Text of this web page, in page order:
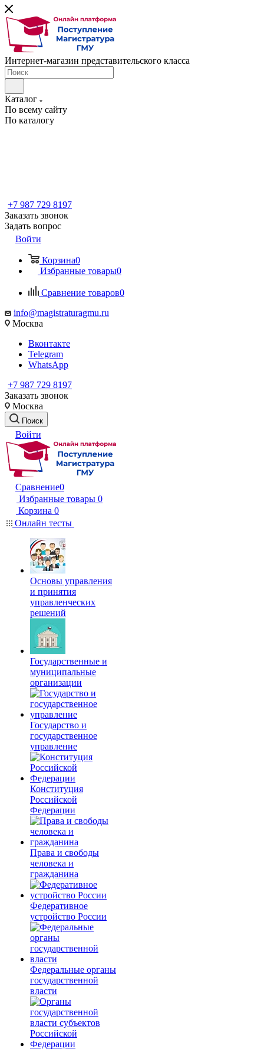
Интернет-магазин представительского класса
Каталог
По всему сайту
По каталогу
+7 987 729 8197
Заказать звонок
Задать вопрос
Войти
Корзина0
Избранные товары0
Сравнение товаров0
info@magistraturagmu.ru
Москва
Вконтакте
Telegram
WhatsApp
+7 987 729 8197
Заказать звонок
Москва
Поиск
Войти
Сравнение0
Избранные товары 0
Корзина 0
Онлайн тесты
Основы управления
и принятия
управленческих
решений
Государственные и
муниципальные
организации
Государство и
государственное
управление
Конституция
Российской
Федерации
Права и свободы
человека и
гражданина
Федеративное
устройство России
Федеральные органы
государственной
власти